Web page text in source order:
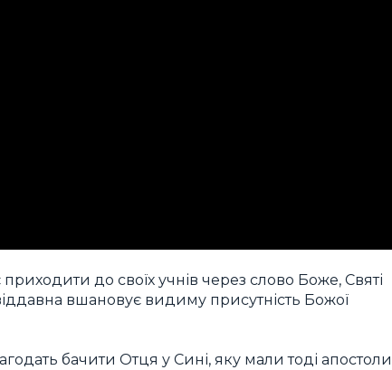
до своїх учнів через слово Боже, Святі
вшановує видиму присутність Божої
бачити Отця у Сині, яку мали тоді